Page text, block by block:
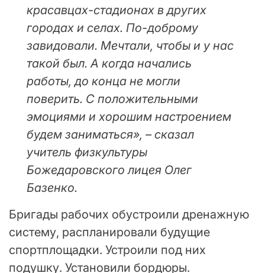
красавцах-стадионах в других
городах и селах. По-доброму
завидовали. Мечтали, чтобы и у нас
такой был. А когда начались
работы, до конца не могли
поверить. С положительными
эмоциями и хорошим настроением
будем заниматься», – сказал
учитель физкультуры
Божедаровского лицея Олег
Базенко.
Бригады рабочих обустроили дренажную
систему, распланировали будущие
спортплощадки. Устроили под них
подушку. Установили бордюры.